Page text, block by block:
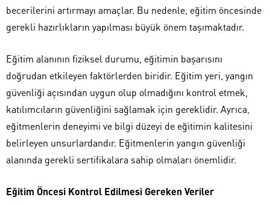
becerilerini artırmayı amaçlar. Bu nedenle, eğitim öncesinde
gerekli hazırlıkların yapılması büyük önem taşımaktadır.
Eğitim alanının fiziksel durumu, eğitimin başarısını
doğrudan etkileyen faktörlerden biridir. Eğitim yeri, yangın
güvenliği açısından uygun olup olmadığını kontrol etmek,
katılımcıların güvenliğini sağlamak için gereklidir. Ayrıca,
eğitmenlerin deneyimi ve bilgi düzeyi de eğitimin kalitesini
belirleyen unsurlardandır. Eğitmenlerin yangın güvenliği
alanında gerekli sertifikalara sahip olmaları önemlidir.
Eğitim Öncesi Kontrol Edilmesi Gereken Veriler